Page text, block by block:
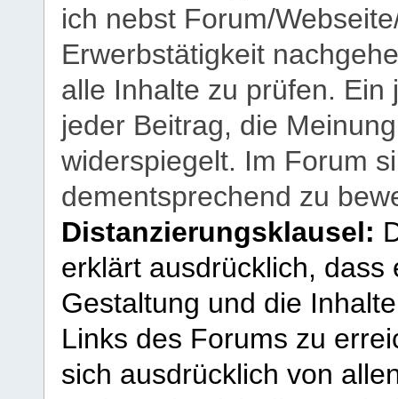
ich nebst Forum/
Erwerbstätigkeit
alle Inhalte zu prüfen.
jeder Beitrag, die
widerspiegelt. Im Forum
dementsprechend zu
Distanzierungsklausel:
erklärt ausdrücklich,
Gestaltung und die
Links des Forums zu
sich ausdrücklich von